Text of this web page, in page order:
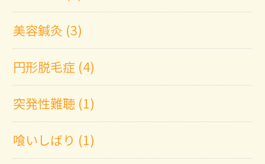
美容鍼灸 (3)
円形脱毛症 (4)
突発性難聴 (1)
喰いしばり (1)